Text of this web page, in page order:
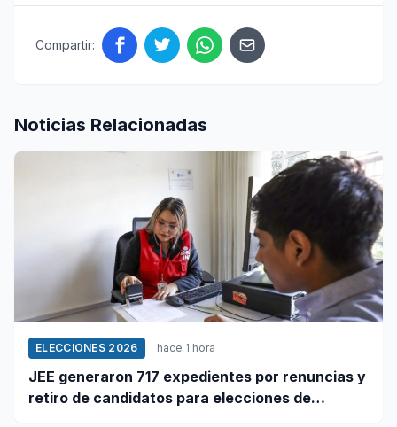
Compartir:
Noticias Relacionadas
ELECCIONES 2026 hace 1 hora
JEE generaron 717 expedientes por renuncias y
retiro de candidatos para elecciones de